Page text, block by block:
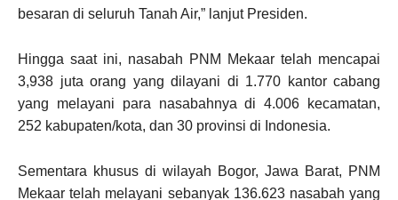
besaran di seluruh Tanah Air,” lanjut Presiden.
Hingga saat ini, nasabah PNM Mekaar telah mencapai
3,938 juta orang yang dilayani di 1.770 kantor cabang
yang melayani para nasabahnya di 4.006 kecamatan,
252 kabupaten/kota, dan 30 provinsi di Indonesia.
Sementara khusus di wilayah Bogor, Jawa Barat, PNM
Mekaar telah melayani sebanyak 136.623 nasabah yang